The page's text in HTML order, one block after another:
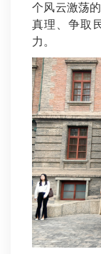
个风云激荡
真理、争取
力。